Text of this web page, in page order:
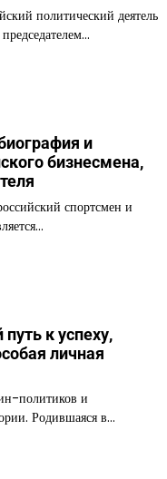
политический деятель
и
бизнесмена,
спортсмен и
к успеху,
личная
политиков и
Родившаяся в…